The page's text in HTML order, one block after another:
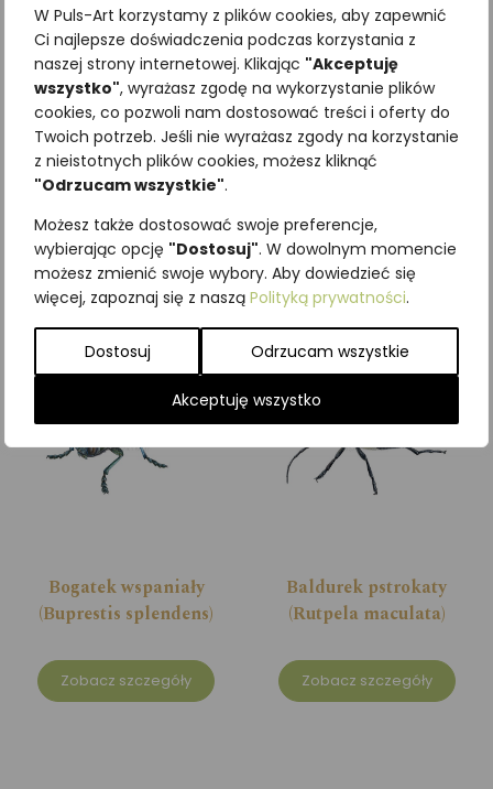
W Puls-Art korzystamy z plików cookies, aby zapewnić
Ci najlepsze doświadczenia podczas korzystania z
naszej strony internetowej. Klikając "Akceptuję
wszystko", wyrażasz zgodę na wykorzystanie plików
cookies, co pozwoli nam dostosować treści i oferty do
Twoich potrzeb. Jeśli nie wyrażasz zgody na korzystanie
z nieistotnych plików cookies, możesz kliknąć
"Odrzucam wszystkie".
Możesz także dostosować swoje preferencje,
wybierając opcję "Dostosuj". W dowolnym momencie
możesz zmienić swoje wybory. Aby dowiedzieć się
więcej, zapoznaj się z naszą Polityką prywatności.
Dostosuj Odrzucam wszystkie
Akceptuję wszystko
Najniższa cena z ostatnich 30
dni:65,00zł
SKU:
Kategorie:ILUSTRACJE
Ważki
Podobne produkty
Bogatek wspaniały
(Buprestis splendens)
Zobacz szczegóły
Baldurek pstrokaty
(Rutpela maculata)
Zobacz szczegóły